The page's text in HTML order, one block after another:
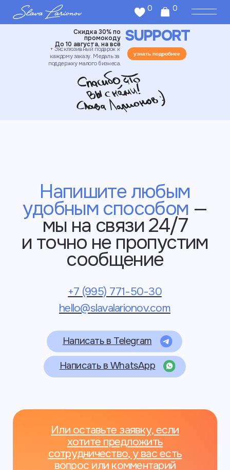
0
+ Эксклюзивный подарок к
каждому заказу. Медаль за
поддержку малого бизнеса.
Скидка 30% по
промокоду
До 10 августа, на всё
узнать подробнее
SUPPORT
мы на связи 24/7
и точно не пропустим
сообщение
+7 (995) 771-50-30
hello@slavalarionov.com
Написать в WhatsApp
Или оставьте заявку, если
хотите предложить
сотрудничество, у вас есть
вопрос или комментарий